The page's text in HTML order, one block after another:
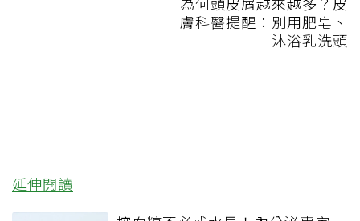
膚科醫提醒：別用肥皂、
沐浴乳洗頭
延伸閱讀